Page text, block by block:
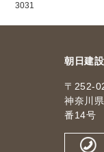
3031
朝日建
〒252-
神奈川
番14号